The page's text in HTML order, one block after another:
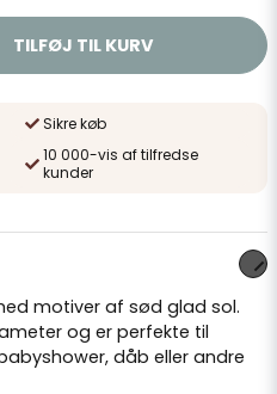
TILFØJ TIL KURV
Sikre køb
10 000-vis af tilfredse
kunder
motiver af sød glad sol.
og er perfekte til
dåb eller andre